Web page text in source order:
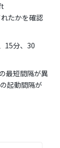
たかを確認
15分、30
最短間隔が異
起動間隔が